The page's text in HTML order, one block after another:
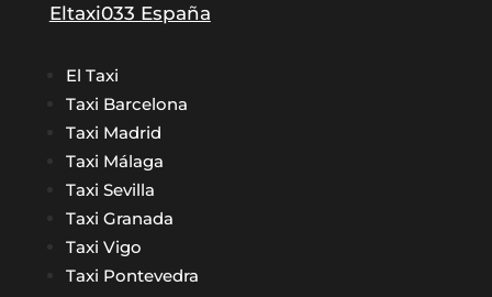
Eltaxi033 España
El Taxi
Taxi Barcelona
Taxi Madrid
Taxi Málaga
Taxi Sevilla
Taxi Granada
Taxi Vigo
Taxi Pontevedra